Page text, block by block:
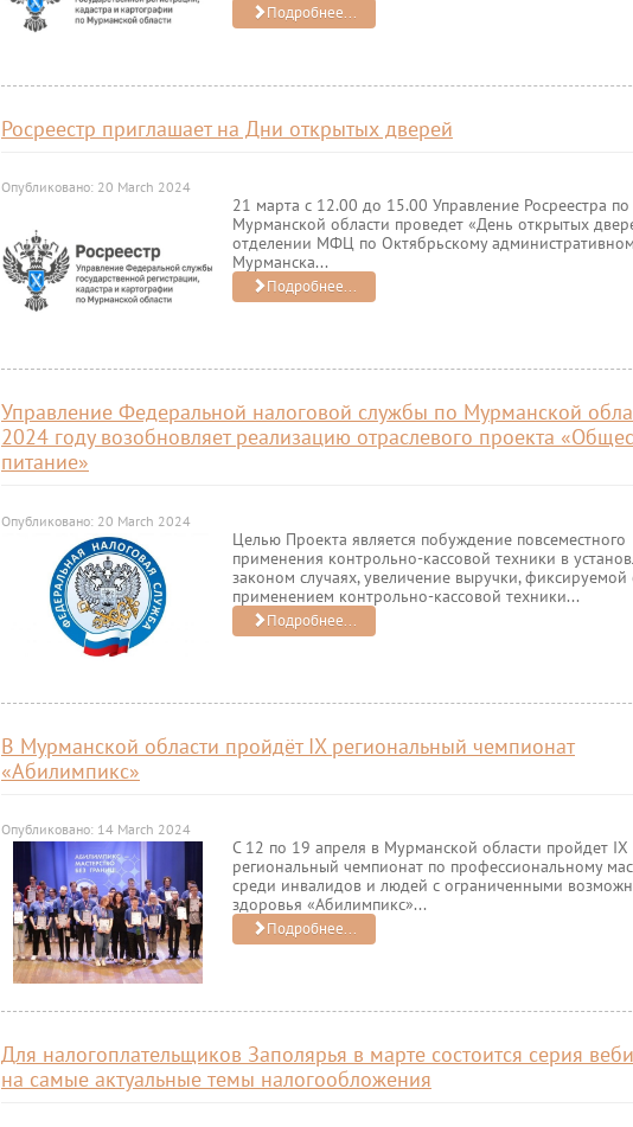
Подробнее...
Росреестр приглашает на Дни открытых дверей
Опубликовано: 20 March 2024
21 марта с 12.00 до 15.00 Управление Росреестра по
Мурманской области проведет «День открытых
отделении МФЦ по Октябрьскому
Мурманска...
Подробнее...
Управление Федеральной налоговой службы по Мурманской
2024 году возобновляет реализацию отраслевого проекта
питание»
Опубликовано: 20 March 2024
Целью Проекта является побуждение повсеместного
применения контрольно-кассовой техники в
законом случаях, увеличение выручки, фиксируемой
применением контрольно-кассовой техники...
Подробнее...
В Мурманской области пройдёт IX региональный чемпионат
«Абилимпикс»
Опубликовано: 14 March 2024
С 12 по 19 апреля в Мурманской области пройдет IX
региональный чемпионат по профессиональному
среди инвалидов и людей с ограниченными
здоровья «Абилимпикс»...
Подробнее...
Для налогоплательщиков Заполярья в марте состоится серия
на самые актуальные темы налогообложения